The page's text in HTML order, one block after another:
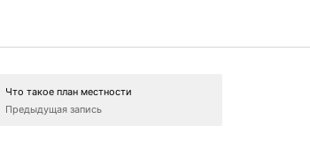
Что такое план местности
Предыдущая запись